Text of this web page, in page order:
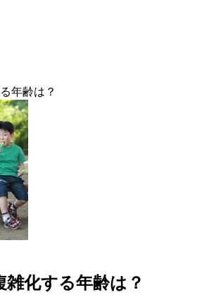
年齢は？
化する年齢は？